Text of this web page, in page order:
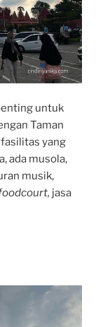
untuk
Taman
yang
ada musola,
musik,
jasa